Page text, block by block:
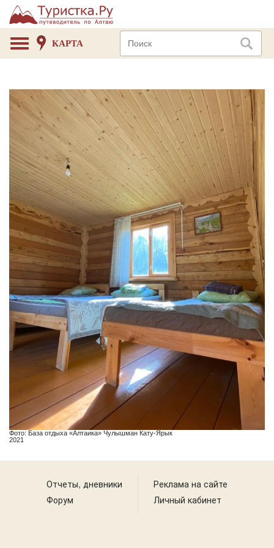
КАРТА
Фото: База отдыха «Алтаика» Чулышман Кату-Ярык
2021
Отчеты, дневники
Форум
Реклама на сайте
Личный кабинет